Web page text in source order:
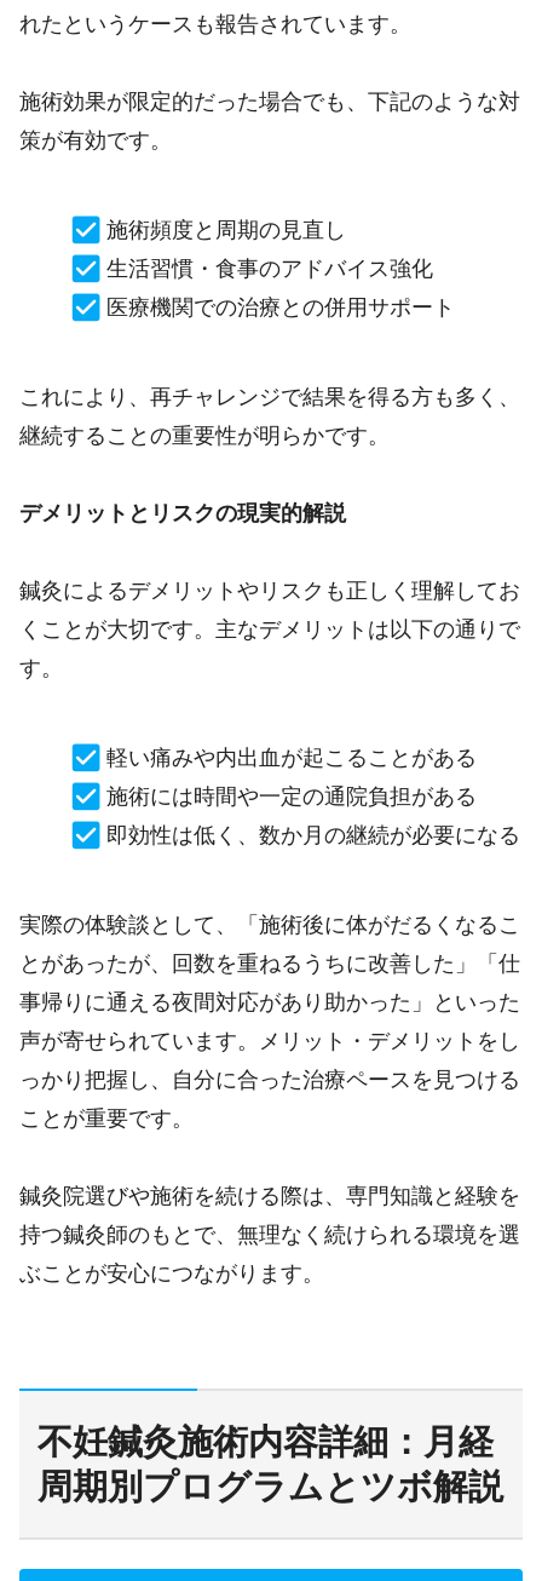
れたというケースも報告されています。
施術効果が限定的だった場合でも、下記のような対
策が有効です。
施術頻度と周期の見直し
生活習慣・食事のアドバイス強化
医療機関での治療との併用サポート
これにより、再チャレンジで結果を得る方も多く、
継続することの重要性が明らかです。
デメリットとリスクの現実的解説
鍼灸によるデメリットやリスクも正しく理解してお
くことが大切です。主なデメリットは以下の通りで
す。
軽い痛みや内出血が起こることがある
施術には時間や一定の通院負担がある
即効性は低く、数か月の継続が必要になる
実際の体験談として、「施術後に体がだるくなるこ
とがあったが、回数を重ねるうちに改善した」「仕
事帰りに通える夜間対応があり助かった」といった
声が寄せられています。メリット・デメリットをし
っかり把握し、自分に合った治療ペースを見つける
ことが重要です。
鍼灸院選びや施術を続ける際は、専門知識と経験を
持つ鍼灸師のもとで、無理なく続けられる環境を選
ぶことが安心につながります。
不妊鍼灸施術内容詳細：月経
周期別プログラムとツボ解説